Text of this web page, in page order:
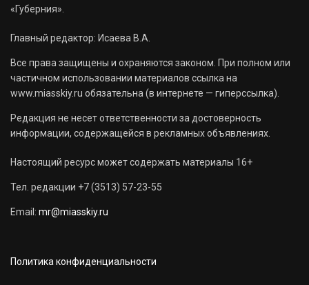
«Губерния».
Главный редактор: Исаева В.А.
Все права защищены и охраняются законом. При полном или
частичном использовании материалов ссылка на
www.miasskiy.ru обязательна (в интернете — гиперссылка).
Редакция не несет ответственности за достоверность
информации, содержащейся в рекламных объявлениях.
Настоящий ресурс может содержать материалы 16+
Тел. редакции +7 (3513) 57-23-55
Email: mr@miasskiy.ru
Политика конфиденциальности